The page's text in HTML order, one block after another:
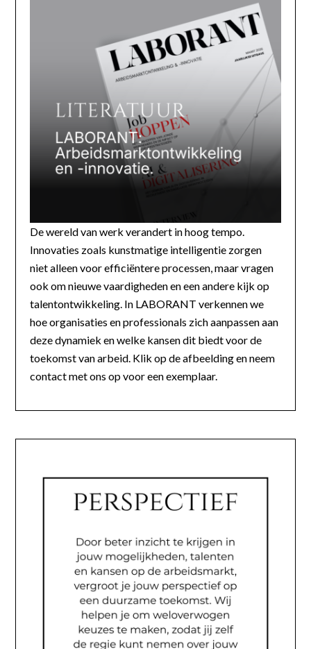
De wereld van werk verandert in hoog tempo.
Innovaties zoals kunstmatige intelligentie zorgen
niet alleen voor efficiëntere processen, maar vragen
ook om nieuwe vaardigheden en een andere kijk op
talentontwikkeling. In LABORANT verkennen we
hoe organisaties en professionals zich aanpassen aan
deze dynamiek en welke kansen dit biedt voor de
toekomst van arbeid. Klik op de afbeelding en neem
contact met ons op voor een exemplaar.